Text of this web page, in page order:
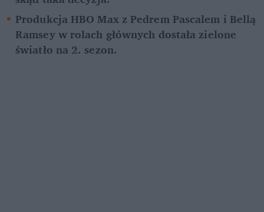
Produkcja HBO Max z Pedrem Pascalem i Bellą
Ramsey w rolach głównych dostała zielone
światło na 2. sezon.